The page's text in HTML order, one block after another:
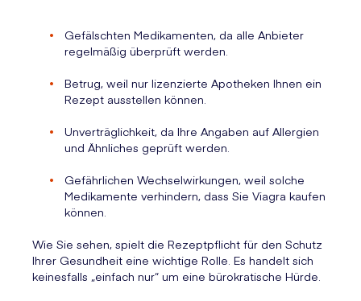
Gefälschten Medikamenten, da alle Anbieter
regelmäßig überprüft werden.
Betrug, weil nur lizenzierte Apotheken Ihnen ein
Rezept ausstellen können.
Unverträglichkeit, da Ihre Angaben auf Allergien
und Ähnliches geprüft werden.
Gefährlichen Wechselwirkungen, weil solche
Medikamente verhindern, dass Sie Viagra kaufen
können.
Wie Sie sehen, spielt die Rezeptpflicht für den Schutz
Ihrer Gesundheit eine wichtige Rolle. Es handelt sich
keinesfalls „einfach nur“ um eine bürokratische Hürde.